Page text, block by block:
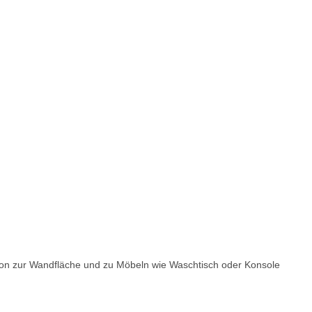
zur Wandfläche und zu Möbeln wie Waschtisch oder Konsole